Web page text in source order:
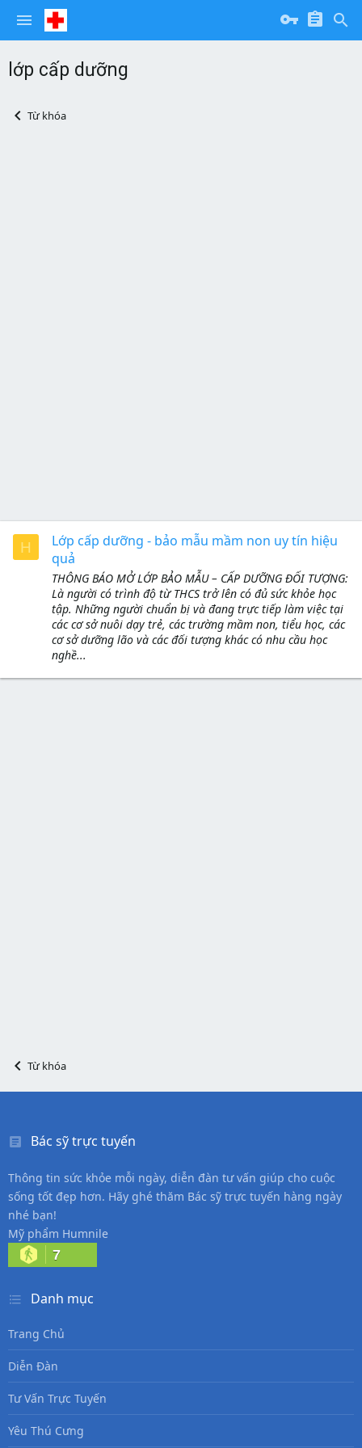
lớp cấp dưỡng
Từ khóa
H
Lớp cấp dưỡng - bảo mẫu mầm non uy tín hiệu
quả
THÔNG BÁO MỞ LỚP BẢO MẪU – CẤP DƯỠNG ĐỐI TƯỢNG:
Là người có trình độ từ THCS trở lên có đủ sức khỏe học
tập. Những người chuẩn bị và đang trực tiếp làm việc tại
các cơ sở nuôi dạy trẻ, các trường mầm non, tiểu học, các
cơ sở dưỡng lão và các đối tượng khác có nhu cầu học
nghề...
Từ khóa
Bác sỹ trực tuyến
Thông tin sức khỏe mỗi ngày, diễn đàn tư vấn giúp cho cuộc
sống tốt đẹp hơn. Hãy ghé thăm Bác sỹ trực tuyến hàng ngày
nhé bạn!
Mỹ phẩm Humnile
7
Danh mục
Trang Chủ
Diễn Đàn
Tư Vấn Trực Tuyến
Yêu Thú Cưng